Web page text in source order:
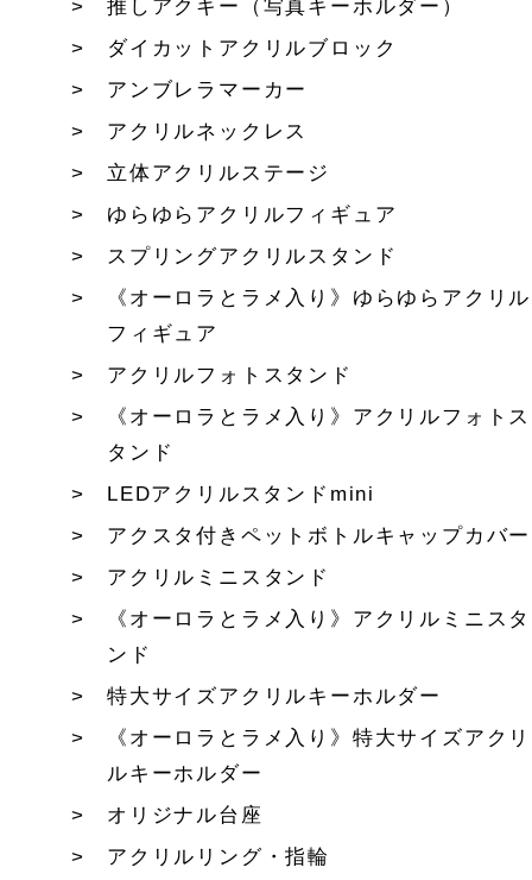
推しアクキー（写真キーホルダー）
ダイカットアクリルブロック
アンブレラマーカー
アクリルネックレス
立体アクリルステージ
ゆらゆらアクリルフィギュア
スプリングアクリルスタンド
《オーロラとラメ入り》ゆらゆらアクリル
フィギュア
アクリルフォトスタンド
《オーロラとラメ入り》アクリルフォトス
タンド
LEDアクリルスタンドmini
アクスタ付きペットボトルキャップカバー
アクリルミニスタンド
《オーロラとラメ入り》アクリルミニスタ
ンド
特大サイズアクリルキーホルダー
《オーロラとラメ入り》特大サイズアクリ
ルキーホルダー
オリジナル台座
アクリルリング・指輪